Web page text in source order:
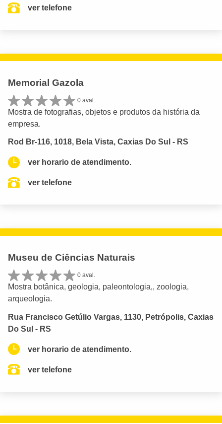
ver telefone
Memorial Gazola
0 aval.
Mostra de fotografias, objetos e produtos da história da
empresa.
Rod Br-116, 1018, Bela Vista, Caxias Do Sul - RS
ver horario de atendimento.
ver telefone
Museu de Ciências Naturais
0 aval.
Mostra botânica, geologia, paleontologia,, zoologia,
arqueologia.
Rua Francisco Getúlio Vargas, 1130, Petrópolis, Caxias
Do Sul - RS
ver horario de atendimento.
ver telefone